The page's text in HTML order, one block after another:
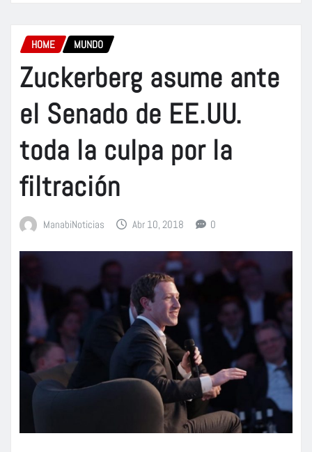
HOME MUNDO
Zuckerberg asume ante
el Senado de EE.UU.
toda la culpa por la
filtración
ManabiNoticias Abr 10, 2018 0